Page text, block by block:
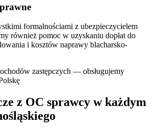
formalnościami z ubezpieczycielem
również pomoc w uzyskaniu dopłat do
i kosztów naprawy blacharsko-
zastępczych — obsługujemy
z OC sprawcy w każdym